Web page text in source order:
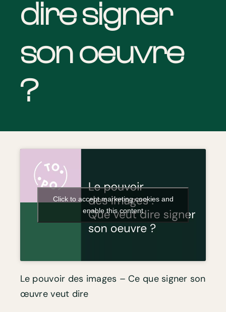
dire signer
son oeuvre
?
Click to accept marketing cookies and
enable this content
Le pouvoir des images – Ce que signer son
œuvre veut dire